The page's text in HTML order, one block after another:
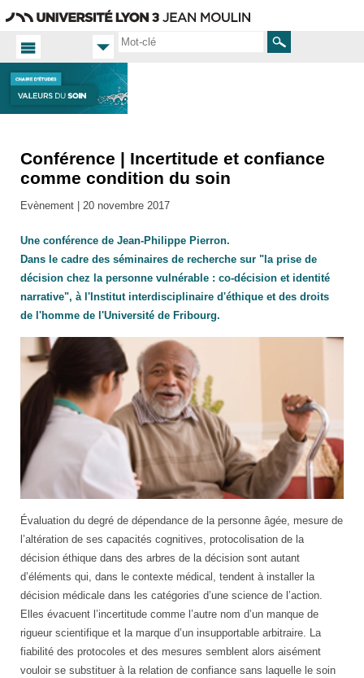
Rechercher
Accueil
Actualités
Conférence | Incertitude et confiance
comme condition du soin
Evènement | 20 novembre 2017
Une conférence de Jean-Philippe Pierron.
Dans le cadre des séminaires de recherche sur "la prise de
décision chez la personne vulnérable : co-décision et identité
narrative", à l'Institut interdisciplinaire d'éthique et des droits
de l'homme de l'Université de Fribourg.
Évaluation du degré de dépendance de la personne âgée, mesure de
l’altération de ses capacités cognitives, protocolisation de la
décision éthique dans des arbres de la décision sont autant
d’éléments qui, dans le contexte médical, tendent à installer la
décision médicale dans les catégories d’une science de l’action.
Elles évacuent l’incertitude comme l’autre nom d’un manque de
rigueur scientifique et la marque d’un insupportable arbitraire. La
fiabilité des protocoles et des mesures semblent alors aisément
vouloir se substituer à la relation de confiance sans laquelle le soin